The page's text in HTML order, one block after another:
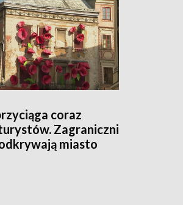
coraz
Zagraniczni
miasto